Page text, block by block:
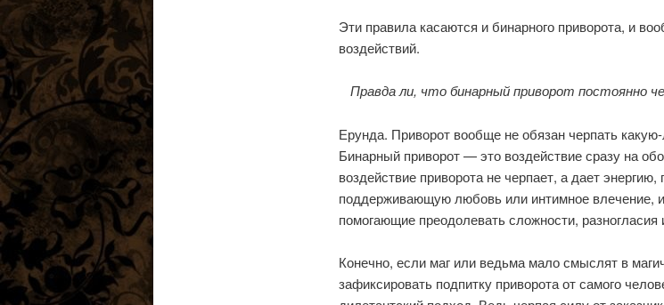
Эти правила касаются и бинарного приворота, и
воздействий.
Правда ли, что бинарный приворот постоянно
Ерунда. Приворот вообще не обязан черпать
Бинарный приворот — это воздействие сразу на
воздействие приворота не черпает, а дает
поддерживающую любовь или интимное влечение,
помогающие преодолевать сложности,
Конечно, если маг или ведьма мало смыслят в
зафиксировать подпитку приворота от самого